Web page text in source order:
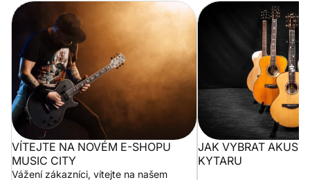
Vítejte na novém e-shopu Music
City
VÍTEJTE NA NOVÉM E-SHOPU
MUSIC CITY
Vážení zákazníci, vítejte na našem
Jak vybrat
JAK VYBRAT
KYTARU